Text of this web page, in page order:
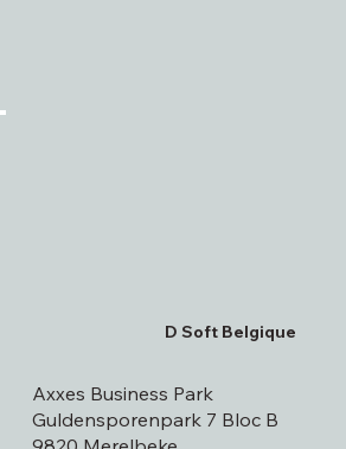
D Soft Belgique
Axxes Business Park
Guldensporenpark 7 Bloc B